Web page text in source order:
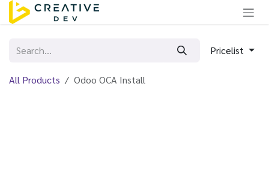
Skip to Content
Pricelist
All Products Odoo OCA Install